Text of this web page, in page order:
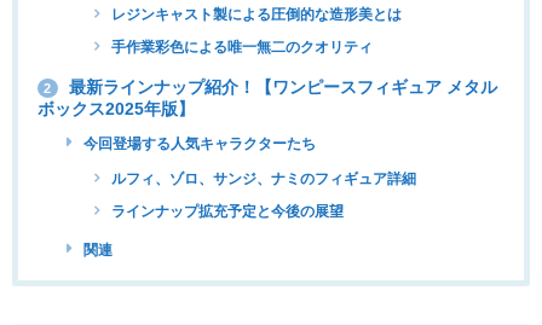
レジンキャスト製による圧倒的な造形美とは
手作業彩色による唯一無二のクオリティ
2
最新ラインナップ紹介！【ワンピースフィギュア メタル
ボックス2025年版】
今回登場する人気キャラクターたち
ルフィ、ゾロ、サンジ、ナミのフィギュア詳細
ラインナップ拡充予定と今後の展望
関連